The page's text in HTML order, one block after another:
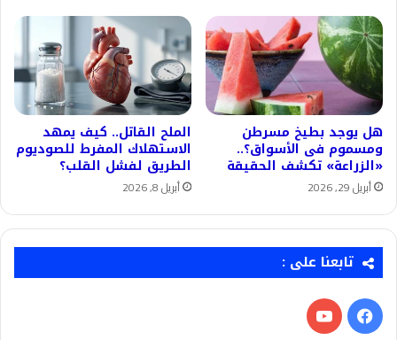
هل يوجد بطيخ مسرطن
ومسموم فى الأسواق؟..
«الزراعة» تكشف الحقيقة
أبريل 29, 2026
الملح القاتل.. كيف يمهد
الاستهلاك المفرط للصوديوم
الطريق لفشل القلب؟
أبريل 8, 2026
تابعنا على :
فيسبوك‫YouTube